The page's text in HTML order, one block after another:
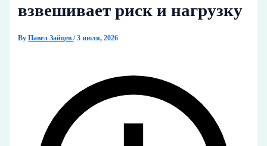
взвешивает риск и нагрузку
ByПавел Зайцев/3 июля, 2026